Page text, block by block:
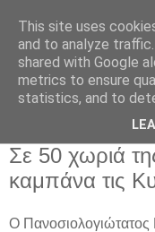
Αρχική Σελίδα
Σε 50 χωριά
καμπάνα τις
Ο Πανοσιολογιώτατος
This site uses
and to analyze
shared with Google
metrics to ensure
statistics, and to